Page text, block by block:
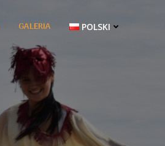
GALERIA POLSKI